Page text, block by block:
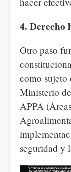
4. Derecho
Otro paso
como sujeto
Ministerio
APPA
seguridad y